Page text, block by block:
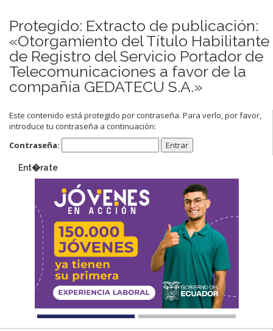
Protegido: Extracto de publicación:
«Otorgamiento del Título Habilitante
de Registro del Servicio Portador de
Telecomunicaciones a favor de la
compañía GEDATECU S.A.»
Este contenido está protegido por contraseña. Para verlo, por favor,
introduce tu contraseña a continuación:
Contraseña:
Ent�rate